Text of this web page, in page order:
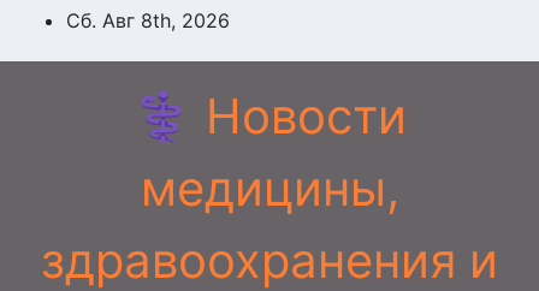
ПерейтиСб. Авг 8th, 2026
⚕️ Новости
медицины,
здравоохранения и